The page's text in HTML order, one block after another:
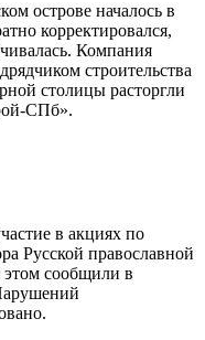
острове началось в
корректировался,
Компания
строительства
столицы расторгли
СПб».
в акциях по
Русской православной
сообщили в